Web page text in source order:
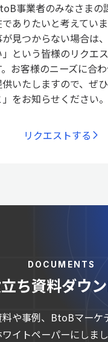
事業者のみなさまの
ありたいと考えてい
見つからない場合は
という皆様のリクエ
お客様のニーズに合
いたしますので、ぜ
をお知らせください。
リクエストする
DOCUMENTS
ち資料ダウ
や事例、BtoBマーケ
イトペーパーにしま